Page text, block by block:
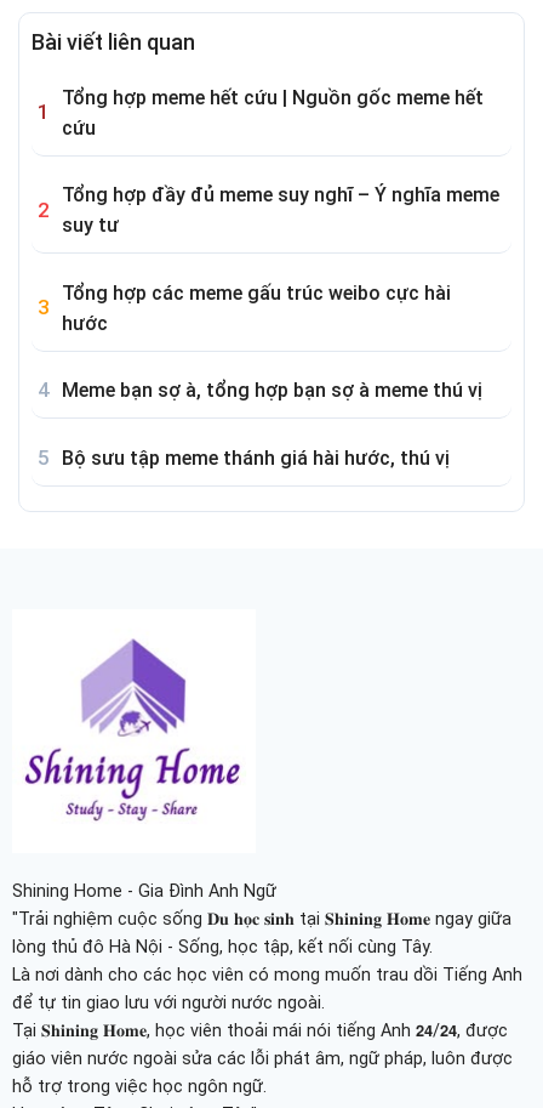
Bài viết liên quan
Tổng hợp meme hết cứu | Nguồn gốc meme hết
cứu
Tổng hợp đầy đủ meme suy nghĩ – Ý nghĩa meme
suy tư
Tổng hợp các meme gấu trúc weibo cực hài
hước
Meme bạn sợ à, tổng hợp bạn sợ à meme thú vị
Bộ sưu tập meme thánh giá hài hước, thú vị
Shining Home - Gia Đình Anh Ngữ
"Trải nghiệm cuộc sống 𝐃𝐮 𝐡𝐨̣𝐜 𝐬𝐢𝐧𝐡 tại 𝐒𝐡𝐢𝐧𝐢𝐧𝐠 𝐇𝐨𝐦𝐞 ngay giữa
lòng thủ đô Hà Nội - Sống, học tập, kết nối cùng Tây.
Là nơi dành cho các học viên có mong muốn trau dồi Tiếng Anh
để tự tin giao lưu với người nước ngoài.
Tại 𝐒𝐡𝐢𝐧𝐢𝐧𝐠 𝐇𝐨𝐦𝐞, học viên thoải mái nói tiếng Anh 𝟮𝟰/𝟮𝟰, được
giáo viên nước ngoài sửa các lỗi phát âm, ngữ pháp, luôn được
hỗ trợ trong việc học ngôn ngữ.